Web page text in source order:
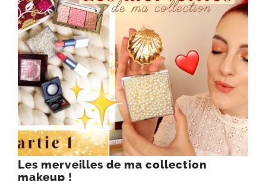
Les merveilles de ma collection
makeup !